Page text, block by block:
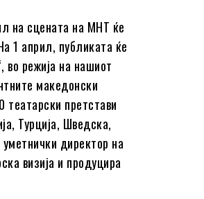
на сцената на МНТ ќе
1 април, публиката ќе
во режија на нашиот
македонски
претстави
Турција, Шведска,
директор на
визија и продуцира